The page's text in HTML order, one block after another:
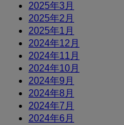
2025年3月
2025年2月
2025年1月
2024年12月
2024年11月
2024年10月
2024年9月
2024年8月
2024年7月
2024年6月